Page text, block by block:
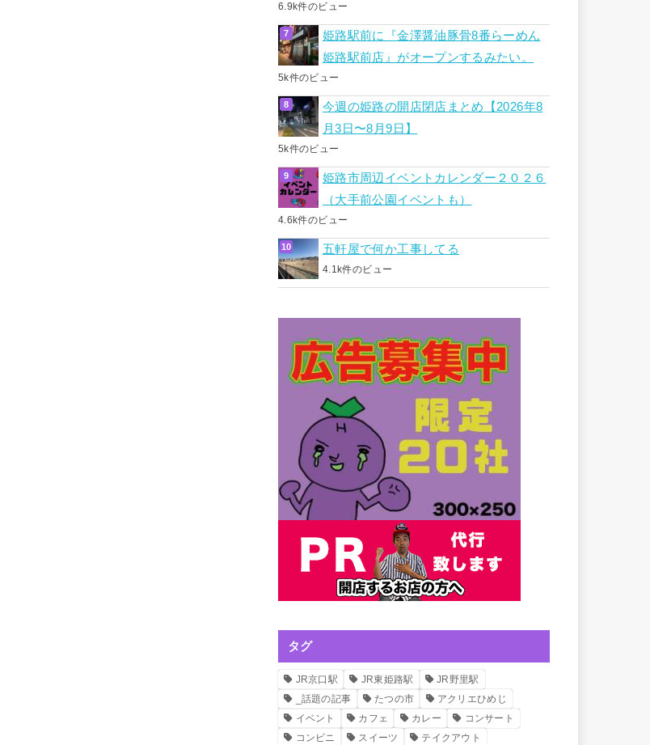
6.9k件のビュー
姫路駅前に『金澤醤油豚骨8番らーめん
姫路駅前店』がオープンするみたい。
5k件のビュー
今週の姫路の開店閉店まとめ【2026年8
月3日〜8月9日】
5k件のビュー
姫路市周辺イベントカレンダー２０２６
（大手前公園イベントも）
4.6k件のビュー
五軒屋で何か工事してる
4.1k件のビュー
タグ
JR京口駅 JR東姫路駅
JR野里駅
_話題の記事
たつの市
アクリエひめじ
イベント
カフェ カレー
コンサート
コンビニ
スイーツ テイクアウト